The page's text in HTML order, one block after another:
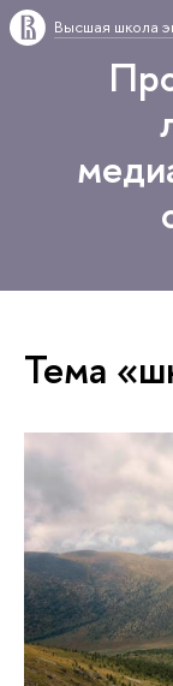
Высшая школа
Тема